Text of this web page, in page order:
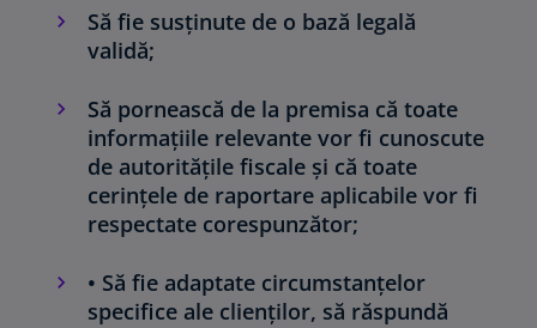
Să fie susținute de o bază legală
validă;
Să pornească de la premisa că toate
informațiile relevante vor fi cunoscute
de autoritățile fiscale și că toate
cerințele de raportare aplicabile vor fi
respectate corespunzător;
• Să fie adaptate circumstanțelor
specifice ale clienților, să răspundă